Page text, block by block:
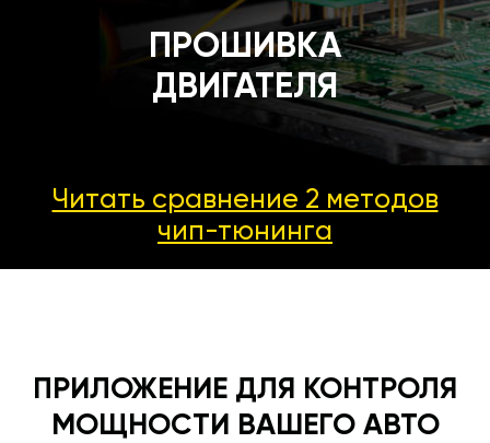
ПРОШИВКА
ДВИГАТЕЛЯ
Читать сравнение 2 методов
чип-тюнинга
ПРИЛОЖЕНИЕ ДЛЯ КОНТРОЛЯ
МОЩНОСТИ ВАШЕГО АВТО